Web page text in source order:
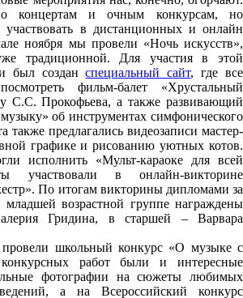
концертам и очным конкурсам, но
участвовать в дистанционных и онлайн
ноября мы провели «Ночь искусств»,
традиционной. Для участия в этой
был созданспециальный сайт, где все
фильм-балет «Хрустальный
С.С. Прокофьева, а также развивающий
об инструментах симфонического
также предлагались видеозаписи мастер-
графике и рисованию уютных котов.
исполнить «Мульт-караоке для всей
участвовали в онлайн-викторине
По итогам викторины дипломами за
младшей возрастной группе награждены
Гридина, в старшей – Варвара
школьный конкурс «О музыке с
работ были и интересные
фотографии на сюжеты любимых
а на Всероссийский конкурс